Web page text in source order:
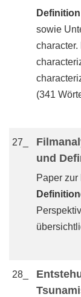
Definition
sowie
(341
27_
und
Paper
28_